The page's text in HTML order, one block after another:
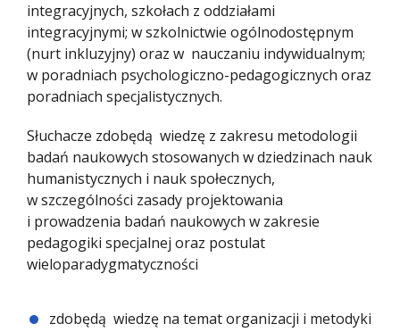
integracyjnych, szkołach z oddziałami
integracyjnymi; w szkolnictwie ogólnodostępnym
(nurt inkluzyjny) oraz w nauczaniu indywidualnym;
w poradniach psychologiczno-pedagogicznych oraz
poradniach specjalistycznych.
Słuchacze zdobędą wiedzę z zakresu metodologii
badań naukowych stosowanych w dziedzinach nauk
humanistycznych i nauk społecznych,
w szczególności zasady projektowania
i prowadzenia badań naukowych w zakresie
pedagogiki specjalnej oraz postulat
wieloparadygmatyczności
zdobędą wiedzę na temat organizacji i metodyki